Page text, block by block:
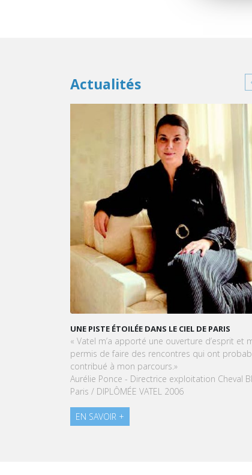
Actualités
UNE PISTE ÉTOILÉE DANS LE CIEL DE PARIS
« Vatel m’a apporté une ouverture d’esprit et m’a
permis de faire des rencontres qui ont probablement
contribué à mon parcours.»
Aurélie Ponce - Directrice exploitation Cheval Blanc
Paris / DIPLÔMÉE VATEL 2006
EN SAVOIR +